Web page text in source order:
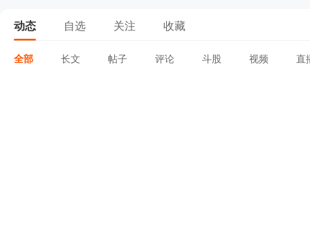
动态 自选 关注 收藏
全部 长文 帖子 评论 斗股 视频 直